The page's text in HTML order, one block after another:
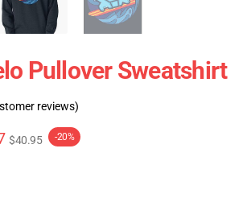
Pullover Sweatshirt
reviews)
$40.95 -20%